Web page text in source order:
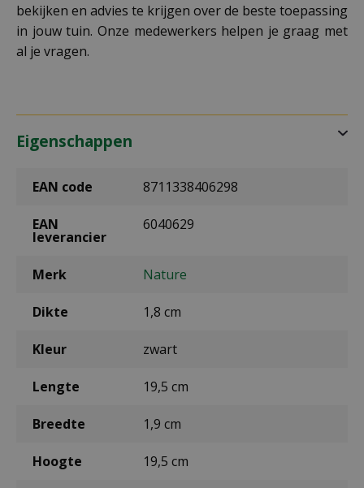
bekijken en advies te krijgen over de beste toepassing
in jouw tuin. Onze medewerkers helpen je graag met
al je vragen.
Eigenschappen
EAN code 8711338406298
EAN
leverancier
6040629
Merk Nature
Dikte 1,8 cm
Kleur zwart
Lengte 19,5 cm
Breedte 1,9 cm
Hoogte 19,5 cm